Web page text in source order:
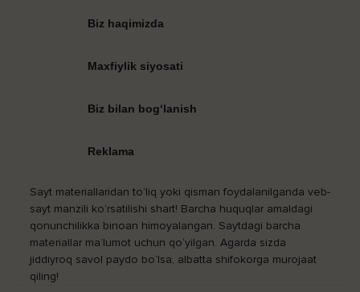
Biz haqimizda
Maxfiylik siyosati
Biz bilan bog‘lanish
Reklama
Sayt materiallaridan to‘liq yoki qisman foydalanilganda veb-
sayt manzili ko‘rsatilishi shart! Barcha huquqlar amaldagi
qonunchilikka binoan himoyalangan. Saytdagi barcha
materiallar ma’lumot uchun qo‘yilgan. Agarda sizda
jiddiyroq savol paydo bo‘lsa, albatta shifokorga murojaat
qiling!